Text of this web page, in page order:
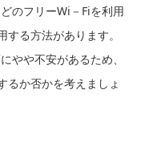
のフリーWi－Fiを利用
る方法があります。
やや不安があるため、
るか否かを考えましょ